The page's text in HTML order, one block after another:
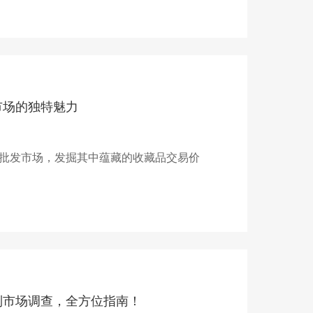
的独特魅力
发市场，发掘其中蕴藏的收藏品交易价
场调查，全方位指南！